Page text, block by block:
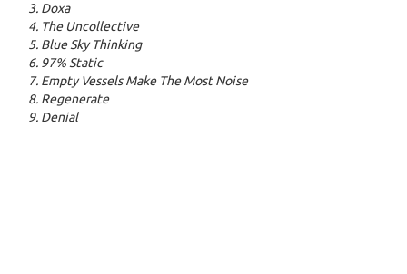
3. Doxa
4. The Uncollective
5. Blue Sky Thinking
6. 97% Static
7. Empty Vessels Make The Most Noise
8. Regenerate
9. Denial